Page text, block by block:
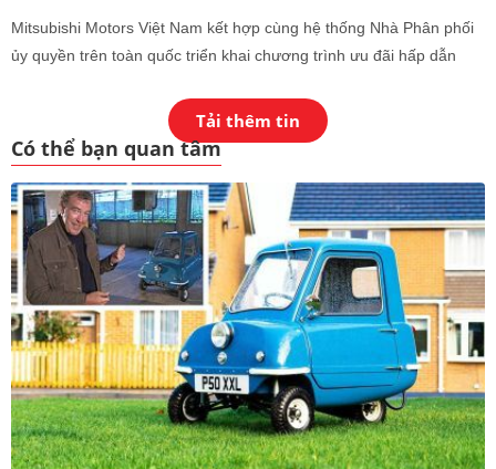
Mitsubishi Motors Việt Nam kết hợp cùng hệ thống Nhà Phân phối
ủy quyền trên toàn quốc triển khai chương trình ưu đãi hấp dẫn
Tải thêm tin
Có thể bạn quan tâm